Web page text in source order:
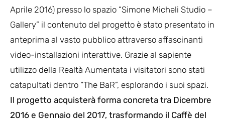
Aprile 2016) presso lo spazio “Simone Micheli Studio –
Gallery” il contenuto del progetto è stato presentato in
anteprima al vasto pubblico attraverso affascinanti
video-installazioni interattive. Grazie al sapiente
utilizzo della Realtà Aumentata i visitatori sono stati
catapultati dentro “The BaR”, esplorando i suoi spazi.
Il progetto acquisterà forma concreta tra Dicembre
2016 e Gennaio del 2017, trasformando il Caffè del